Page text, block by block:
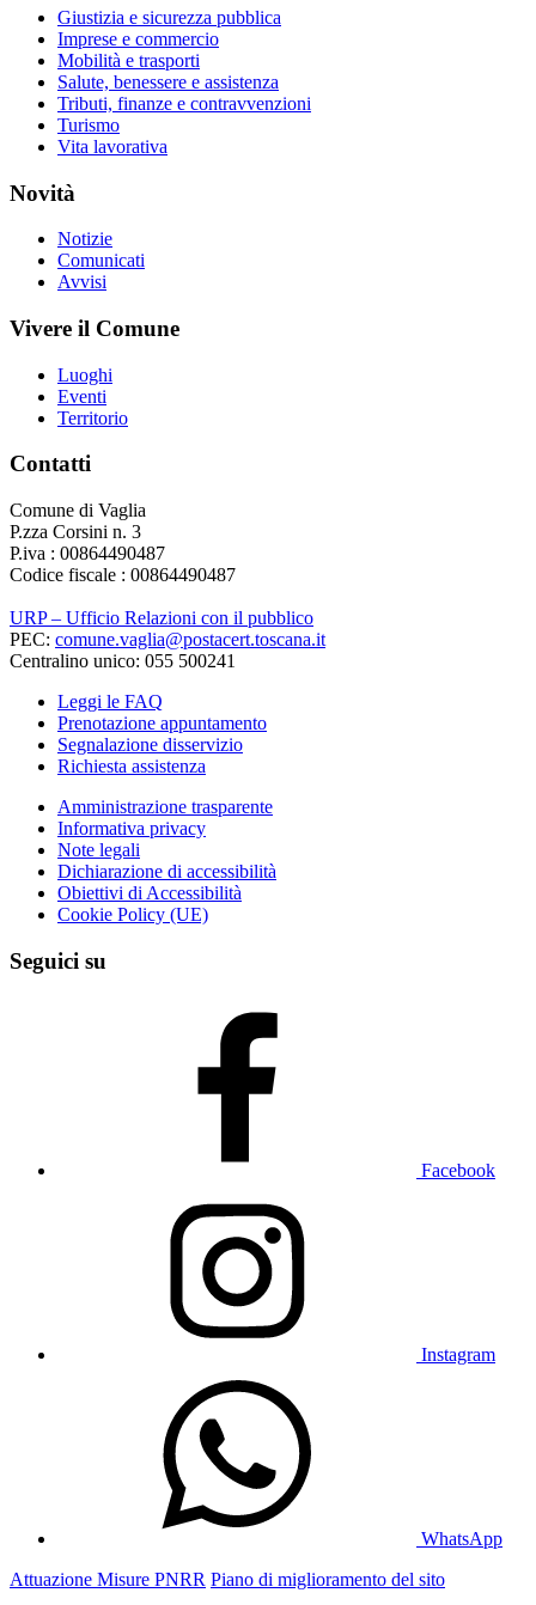
Giustizia e sicurezza pubblica
Imprese e commercio
Mobilità e trasporti
Salute, benessere e assistenza
Tributi, finanze e contravvenzioni
Turismo
Vita lavorativa
Novità
Notizie
Comunicati
Avvisi
Vivere il Comune
Luoghi
Eventi
Territorio
Contatti
Comune di Vaglia
P.zza Corsini n. 3
P.iva : 00864490487
Codice fiscale : 00864490487
URP – Ufficio Relazioni con il pubblico
PEC: comune.vaglia@postacert.toscana.it
Centralino unico: 055 500241
Leggi le FAQ
Prenotazione appuntamento
Segnalazione disservizio
Richiesta assistenza
Amministrazione trasparente
Informativa privacy
Note legali
Dichiarazione di accessibilità
Obiettivi di Accessibilità
Cookie Policy (UE)
Seguici su
Facebook
Instagram
WhatsApp
Attuazione Misure PNRR Piano di miglioramento del sito